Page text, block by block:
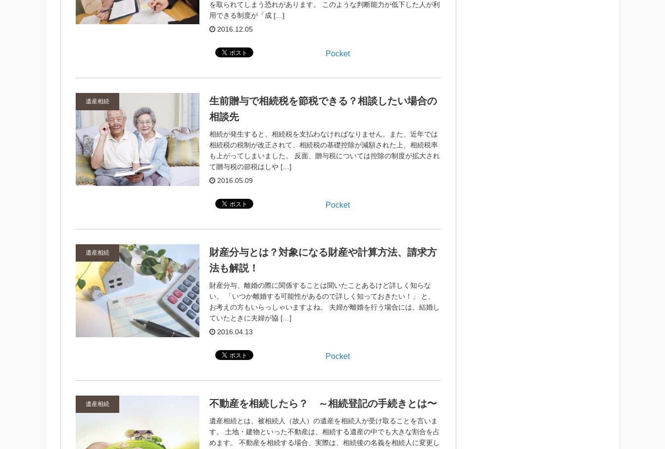
を取られてしまう恐れがあります。 このような判断能力が低下した人が利
用できる制度が「成 […]
2016.12.05
Pocket
遺産相続
生前贈与で相続税を節税できる？相談したい場合の
相談先
相続が発生すると、相続税を支払わなければなりません。また、近年では
相続税の税制が改正されて、相続税の基礎控除が減額された上、相続税率
も上がってしまいました。 反面、贈与税については控除の制度が拡大され
て贈与税の節税はしや […]
2016.05.09
Pocket
遺産相続
財産分与とは？対象になる財産や計算方法、請求方
法も解説！
財産分与、離婚の際に関係することは聞いたことあるけど詳しく知らな
い。 「いつか離婚する可能性があるので詳しく知っておきたい！」 と、
お考えの方もいらっしゃいますよね。 夫婦が離婚を行う場合には、結婚し
ていたときに夫婦が協 […]
2016.04.13
Pocket
遺産相続 不動産を相続したら？ ～相続登記の手続きとは〜
遺産相続とは、被相続人（故人）の遺産を相続人が受け取ることを言いま
す。 土地・建物といった不動産は、相続する遺産の中でも大きな割合を占
めます。 不動産を相続する場合、実際は、相続後の名義を相続人に変更し